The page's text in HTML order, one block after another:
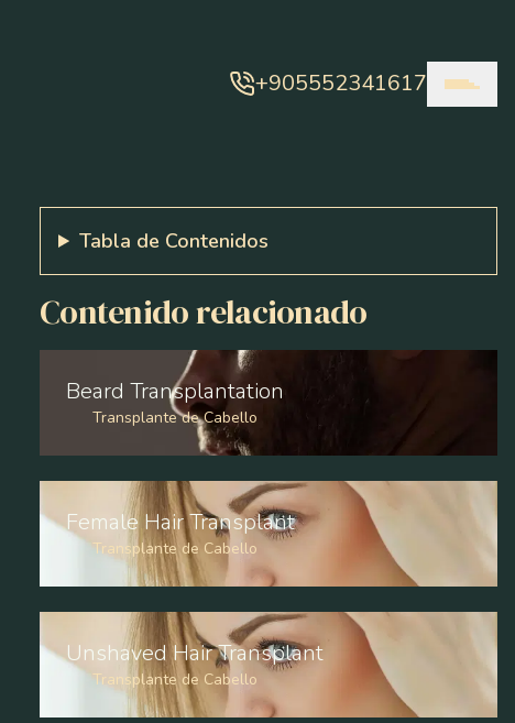
+905552341617
Tabla de Contenidos
Contenido relacionado
Beard Transplantation
Transplante de Cabello
Female Hair Transplant
Transplante de Cabello
Unshaved Hair Transplant
Transplante de Cabello